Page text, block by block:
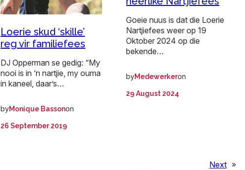
Loerie skud ‘skille’
reg vir familiefees
DJ Opperman se gedig: “My
nooi is in ‘n nartjie, my ouma
in kaneel, daar’s…
byMonique Bassonon
26 September 2019
Goeie nuus is dat die Loerie
Nartjiefees weer op 19
Oktober 2024 op die
bekende…
byMedewerkeron
29 August 2024
Next »